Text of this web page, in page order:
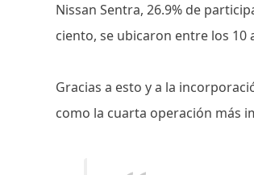
Nissan Sentra, 26.9% de
ciento, se ubicaron entre los 10
Gracias a esto y a la
como la cuarta operación más